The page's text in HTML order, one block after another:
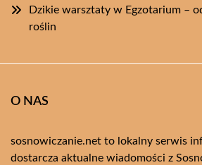
Dzikie warsztaty w Egzotarium –
roślin
O NAS
sosnowiczanie.net to lokalny serwis
dostarcza aktualne wiadomości z